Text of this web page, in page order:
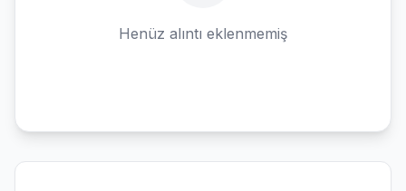
Henüz alıntı eklenmemiş